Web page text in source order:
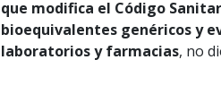
que modifica el Código
bioequivalentes genéricos y
laboratorios y farmacias, no